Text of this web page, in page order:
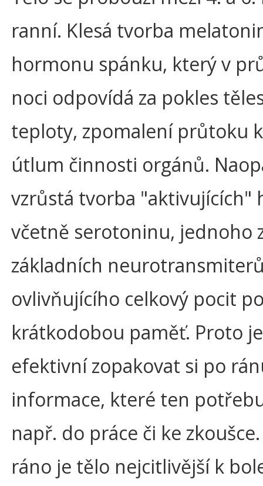
ranní. Klesá tvorba
hormonu spánku, který v
noci odpovídá za pokles
teploty, zpomalení průtoku
útlum činnosti orgánů.
vzrůstá tvorba "aktivujících"
včetně serotoninu, jednoho
základních
ovlivňujícího celkový pocit
krátkodobou paměť. Proto je
efektivní zopakovat si po
informace, které ten
např. do práce či ke
ráno je tělo nejcitlivější k